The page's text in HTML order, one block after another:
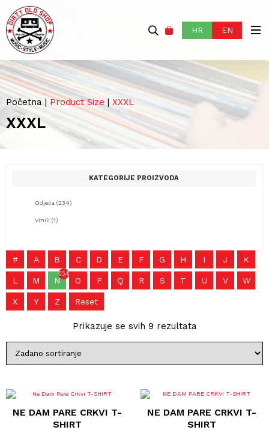
HR EN
Početna| Product Size | XXXL
XXXL
KATEGORIJE PROIZVODA
Odjeća (234)
Vinili (1)
# A B C D E F G H I J K
L M N
654
O P Q R S T U V W
X Y Z Reset
Prikazuje se svih 9 rezultata
NE DAM PARE CRKVI T-
SHIRT
Ovaj
ima
varijanti.
NE DAM PARE CRKVI T-
SHIRT
Ovaj
ima
varijanti.